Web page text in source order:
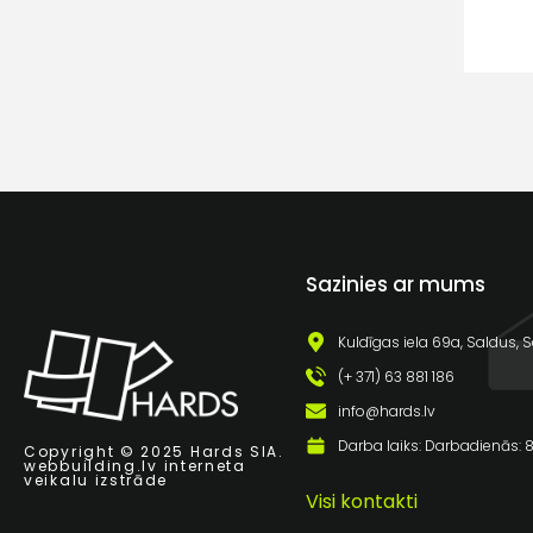
Copyright © 2025 Hards SIA.
webbuilding.lv interneta
veikalu izstrāde
Sazinies ar mums
Kuldīgas iela 69a, Saldus,
(+ 371) 63 881 186
info@hards.lv
Darba laiks: Darbadienās:
Visi kontakti